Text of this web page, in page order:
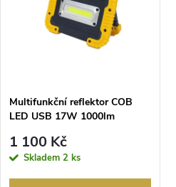
Multifunkční reflektor COB
LED USB 17W 1000lm
černá
1 100 Kč
Skladem 2 ks